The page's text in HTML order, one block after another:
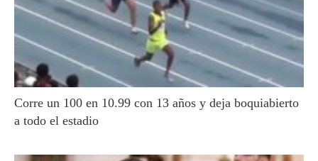
Corre un 100 en 10.99 con 13 años y deja boquiabierto
a todo el estadio